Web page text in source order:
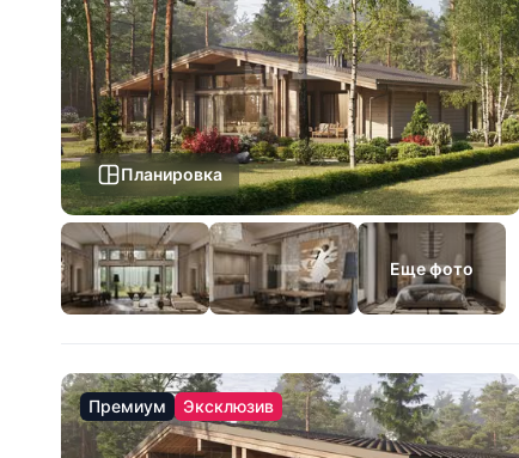
Планировка
Еще фото
Премиум Эксклюзив